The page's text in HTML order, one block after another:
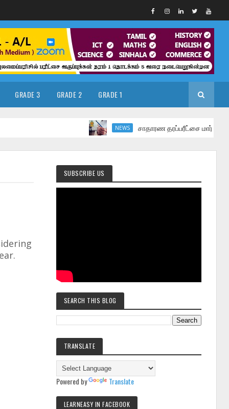
GRADE 3 GRADE 2 GRADE 1
NEWS சாதாரண தரப்பரீட்சை மார்ச் மாதத்தில்
SUBSCRIBE US
SEARCH THIS BLOG
TRANSLATE
Powered by Translate
LEARNEASY IN FACEBOOK